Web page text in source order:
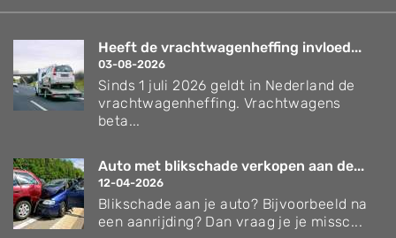
Heeft de vrachtwagenheffing invloed...
03-08-2026
Sinds 1 juli 2026 geldt in Nederland de
vrachtwagenheffing. Vrachtwagens
beta...
Auto met blikschade verkopen aan de...
12-04-2026
Blikschade aan je auto? Bijvoorbeeld na
een aanrijding? Dan vraag je je missc...